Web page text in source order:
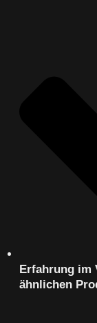
Erfahrung im
ähnlichen